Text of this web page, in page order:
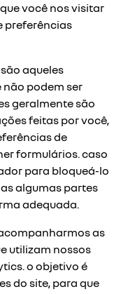
você nos visitar
preferências
aqueles
não podem ser
geralmente são
feitas por você,
de
formulários. caso
para bloqueá-lo
algumas partes
adequada.
as
utilizam nossos
o objetivo é
do site, para que